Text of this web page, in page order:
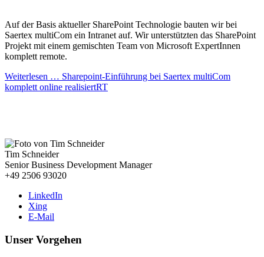
Auf der Basis aktueller SharePoint Technologie bauten wir bei
Saertex multiCom ein Intranet auf. Wir unterstützten das SharePoint
Projekt mit einem gemischten Team von Microsoft ExpertInnen
komplett remote.
Weiterlesen … Sharepoint-Einführung bei Saertex multiCom
komplett online realisiertRT
Tim Schneider
Senior Business Development Manager
+49 2506 93020
LinkedIn
Xing
E-Mail
Unser Vorgehen